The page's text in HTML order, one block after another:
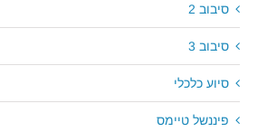
סיבוב 2
סיבוב 3
סיוע כלכלי
פיננשל טיימס